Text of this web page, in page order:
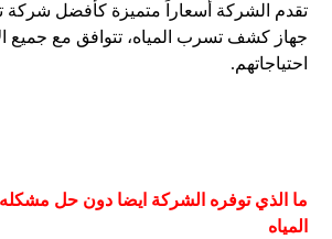
تقدم الشركة أسعاراً متميزة كأفضل شركة
جهاز كشف تسرب المياه، تتوافق مع جميع
احتياجاتهم.
ما الذي توفره الشركة ايضا دون حل مشكله
المياه